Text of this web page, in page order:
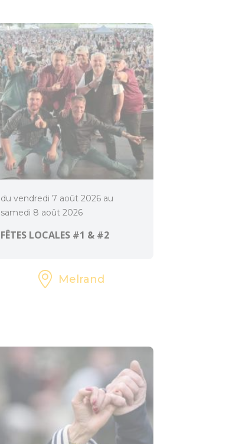
du vendredi 7 août 2026 au
samedi 8 août 2026
FÊTES LOCALES #1 & #2
Melrand